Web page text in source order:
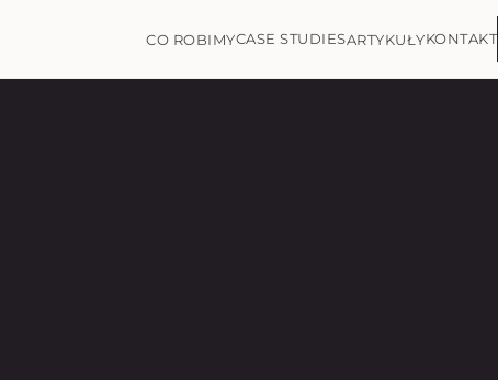
CO ROBIMYCASE STUDIESARTYKUŁYKONTAKT